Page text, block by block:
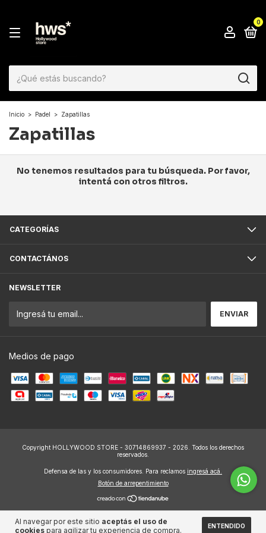
0
Al navegar por este sitio aceptás el uso de
cookies para agilizar tu experiencia de compra. ENTENDIDO
Inicio > Padel > Zapatillas
Zapatillas
No tenemos resultados para tu búsqueda. Por favor,
intentá con otros filtros.
CATEGORÍAS
CONTACTÁNOS
NEWSLETTER
Medios de pago
Copyright HOLLYWOOD STORE - 30714869937 - 2026. Todos los derechos
reservados.
Defensa de las y los consumidores. Para reclamos ingresá acá.
Botón de arrepentimiento